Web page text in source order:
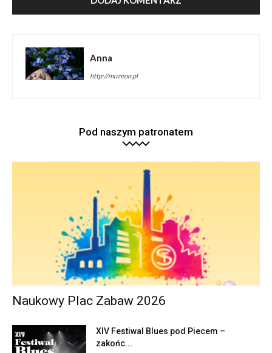
Anna
http://muzeon.pl
Pod naszym patronatem
Naukowy Plac Zabaw 2026
XIV Festiwal Blues pod Piecem –
zakońc...